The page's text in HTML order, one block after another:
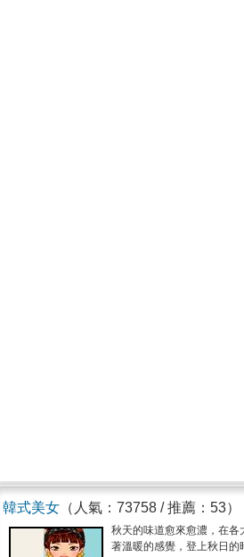
韓式美女 （人氣：73758 / 推薦：53）
秋天的味道愈來愈濃，在
著溫暖的感覺，登上秋日